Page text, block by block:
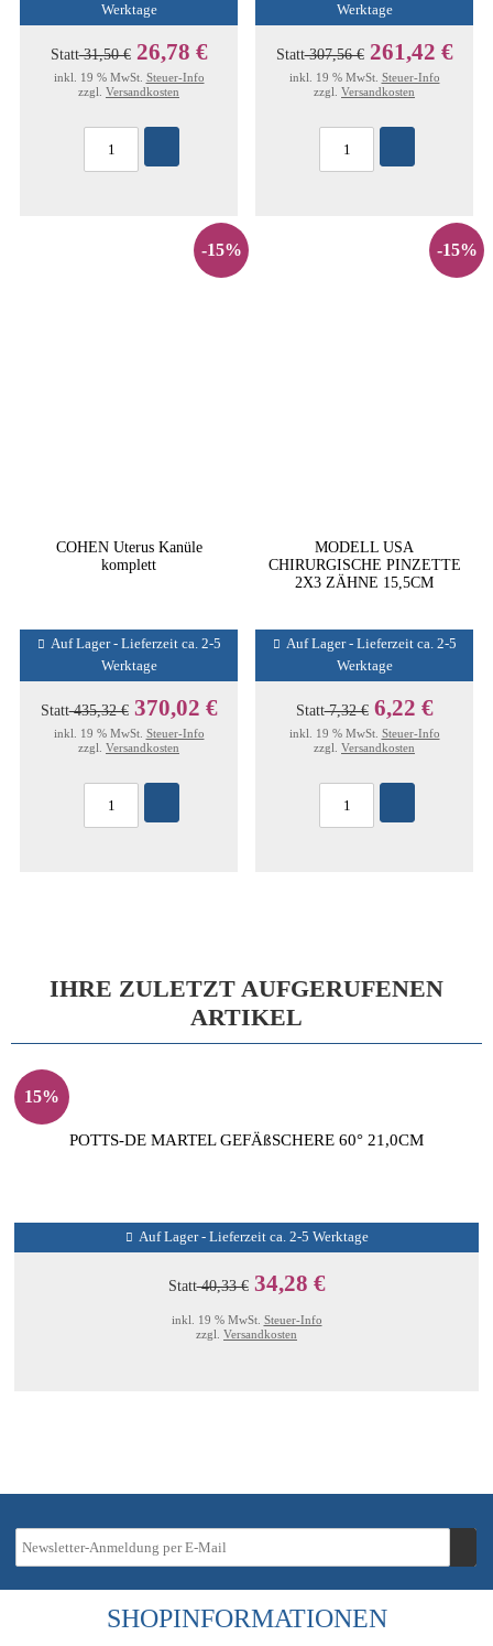
Werktage
Statt31,50 € 26,78 €
inkl. 19 % MwSt. Steuer-Info
zzgl. Versandkosten
Werktage
Statt307,56 € 261,42 €
inkl. 19 % MwSt. Steuer-Info
zzgl. Versandkosten
-15%
COHEN Uterus Kanüle
komplett
Auf Lager - Lieferzeit ca. 2-5
Werktage
Statt435,32 € 370,02 €
inkl. 19 % MwSt. Steuer-Info
zzgl. Versandkosten
-15%
MODELL USA
CHIRURGISCHE PINZETTE
2X3 ZÄHNE 15,5CM
Auf Lager - Lieferzeit ca. 2-5
Werktage
Statt7,32 € 6,22 €
inkl. 19 % MwSt. Steuer-Info
zzgl. Versandkosten
IHRE ZULETZT AUFGERUFENEN
ARTIKEL
15%
POTTS-DE MARTEL GEFÄßSCHERE 60° 21,0CM
Auf Lager - Lieferzeit ca. 2-5 Werktage
Statt40,33 € 34,28 €
inkl. 19 % MwSt. Steuer-Info
zzgl. Versandkosten
SHOPINFORMATIONEN